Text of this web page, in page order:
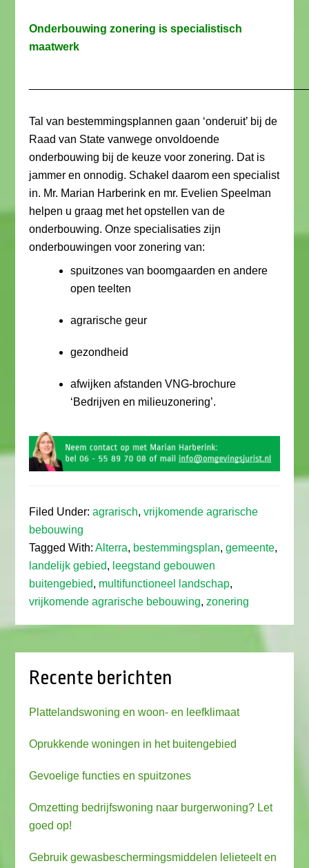
Onderbouwing zonering is specialistisch
maatwerk
Tal van bestemmingsplannen gaan ‘onderuit’ bij de
Raad van State vanwege onvoldoende
onderbouwing bij de keuze voor zonering. Dat is
jammer en onnodig. Schakel daarom een specialist
in. Mr. Marian Harberink en mr. Evelien Speelman
helpen u graag met het opstellen van de
onderbouwing. Onze specialisaties zijn
onderbouwingen voor zonering van:
spuitzones van boomgaarden en andere
open teelten
agrarische geur
gezondheid
afwijken afstanden VNG-brochure
‘Bedrijven en milieuzonering’.
Filed Under:agrarisch,vrijkomende agrarische
bebouwing
Tagged With:Alterra, bestemmingsplan,gemeente,
landelijk gebied, leegstand gebouwen
buitengebied, multifunctioneel landschap,
vrijkomende agrarische bebouwing,zonering
Recente berichten
Plattelandswoning en woon- en leefklimaat
Oprukkende woningen in het buitengebied
Gevoelige functies en spuitzones
Omzetting bedrijfswoning naar burgerwoning? Let
goed op!
Gebruik gewasbeschermingsmiddelen lelieteelt en